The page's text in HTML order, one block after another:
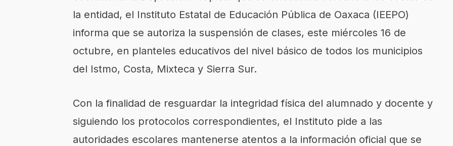
la entidad, el Instituto Estatal de Educación Pública de Oaxaca (IEEPO)
informa que se autoriza la suspensión de clases, este miércoles 16 de
octubre, en planteles educativos del nivel básico de todos los municipios
del Istmo, Costa, Mixteca y Sierra Sur.
Con la finalidad de resguardar la integridad física del alumnado y docente y
siguiendo los protocolos correspondientes, el Instituto pide a las
autoridades escolares mantenerse atentos a la información oficial que se